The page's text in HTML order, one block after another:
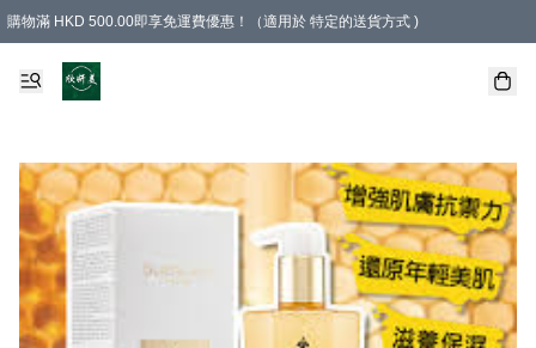
購物滿 HKD 500.00即享免運費優惠！（適用於 特定的送貨方式 )